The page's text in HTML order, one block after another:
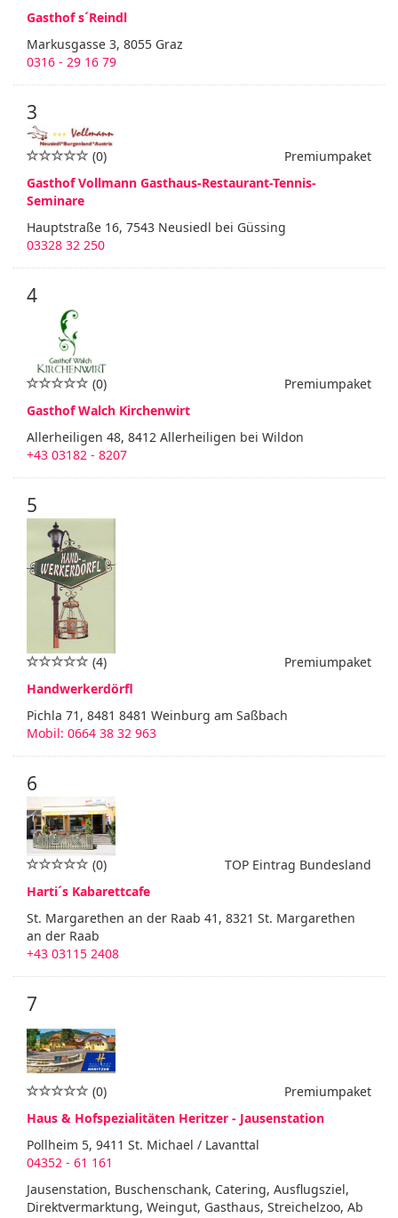
Gasthof s´Reindl
Markusgasse 3, 8055 Graz
0316 - 29 16 79
3
Premiumpaket
(0)
Gasthof Vollmann Gasthaus-Restaurant-Tennis-
Seminare
Hauptstraße 16, 7543 Neusiedl bei Güssing
03328 32 250
4
Premiumpaket
(0)
Gasthof Walch Kirchenwirt
Allerheiligen 48, 8412 Allerheiligen bei Wildon
+43 03182 - 8207
5
Premiumpaket
(4)
Handwerkerdörfl
Pichla 71, 8481 8481 Weinburg am Saßbach
Mobil: 0664 38 32 963
6
TOP Eintrag Bundesland
(0)
Harti´s Kabarettcafe
St. Margarethen an der Raab 41, 8321 St. Margarethen
an der Raab
+43 03115 2408
7
Premiumpaket
(0)
Haus & Hofspezialitäten Heritzer - Jausenstation
Pollheim 5, 9411 St. Michael / Lavanttal
04352 - 61 161
Jausenstation, Buschenschank, Catering, Ausflugsziel,
Direktvermarktung, Weingut, Gasthaus, Streichelzoo, Ab